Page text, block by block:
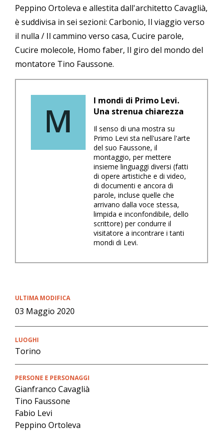
Peppino Ortoleva e allestita dall'architetto Cavaglià,
è suddivisa in sei sezioni: Carbonio, Il viaggio verso
il nulla / Il cammino verso casa, Cucire parole,
Cucire molecole, Homo faber, Il giro del mondo del
montatore Tino Faussone.
M
I mondi di Primo Levi.
Una strenua chiarezza
Il senso di una mostra su
Primo Levi sta nell'usare l'arte
del suo Faussone, il
montaggio, per mettere
insieme linguaggi diversi (fatti
di opere artistiche e di video,
di documenti e ancora di
parole, incluse quelle che
arrivano dalla voce stessa,
limpida e inconfondibile, dello
scrittore) per condurre il
visitatore a incontrare i tanti
mondi di Levi.
ULTIMA MODIFICA
03 Maggio 2020
LUOGHI
Torino
PERSONE E PERSONAGGI
Gianfranco Cavaglià
Tino Faussone
Fabio Levi
Peppino Ortoleva